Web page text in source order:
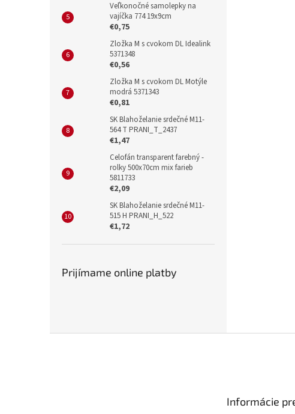
Veľkonočné samolepky na
vajíčka 774 19x9cm
€0,75
Zložka M s cvokom DL Idealink
5371348
€0,56
Zložka M s cvokom DL Motýle
modrá 5371343
€0,81
SK Blahoželanie srdečné M11-
564 T PRANI_T_2437
€1,47
Celofán transparent farebný -
rolky 500x70cm mix farieb
5811733
€2,09
SK Blahoželanie srdečné M11-
515 H PRANI_H_522
€1,72
Prijímame online platby
Informácie